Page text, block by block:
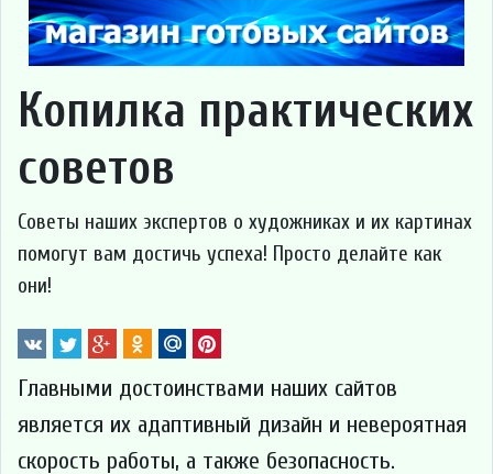
Копилка практических
советов
Советы наших экспертов о художниках и их картинах
помогут вам достичь успеха! Просто делайте как
они!
Главными достоинствами наших сайтов
является их адаптивный дизайн и невероятная
скорость работы, а также безопасность.